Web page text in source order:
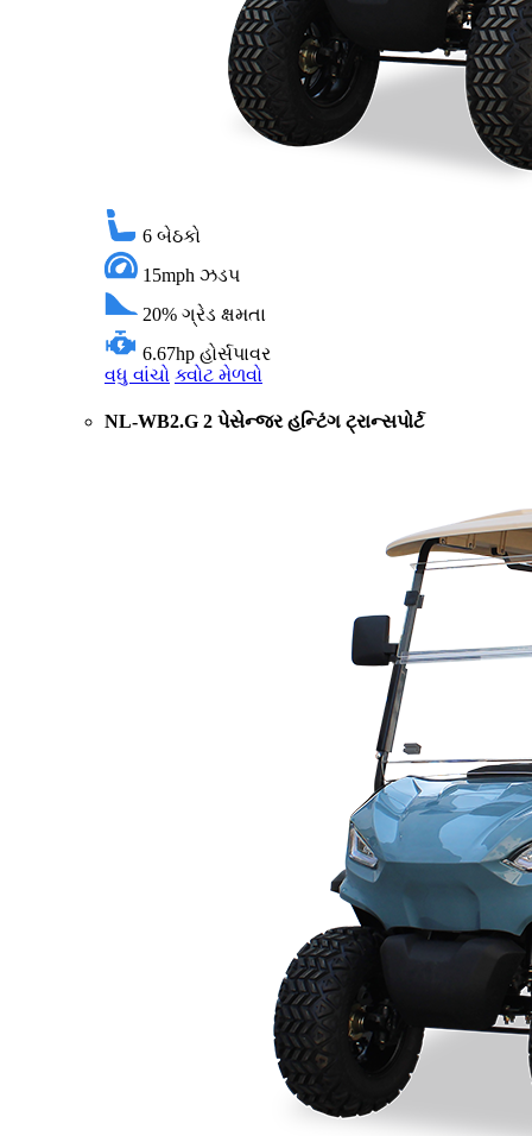
6 બેઠકો
15mph ઝડપ
20% ગ્રેડ ક્ષમતા
6.67hp હોર્સપાવર
વધુ વાંચો ક્વોટ મેળવો
NL-WB2.G 2 પેસેન્જર હન્ટિંગ ટ્રાન્સપોર્ટ